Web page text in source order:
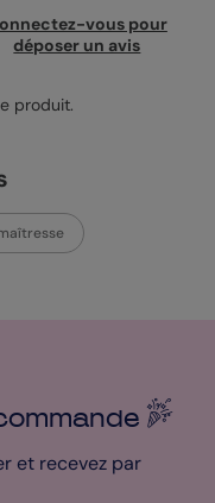
pouvez ajouter une
un mot sincère qui
prennent
vous pour
déposer un avis
produit.
et recevez par